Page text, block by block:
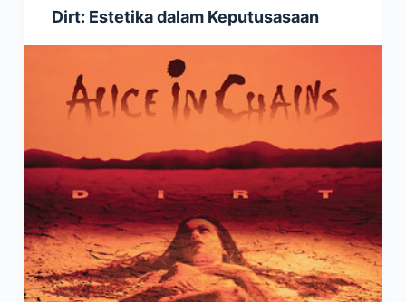
Dirt: Estetika dalam Keputusasaan